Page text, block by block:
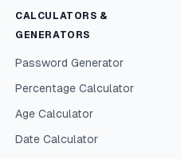
CALCULATORS &
GENERATORS
Password Generator
Percentage Calculator
Age Calculator
Date Calculator